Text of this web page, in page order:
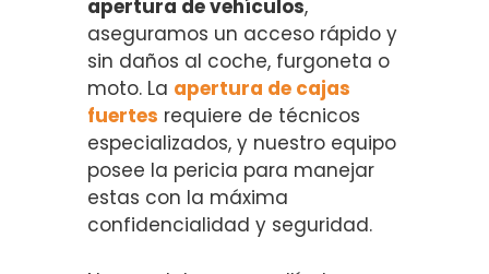
apertura de vehículos,
aseguramos un acceso rápido y
sin daños al coche, furgoneta o
moto. La apertura de cajas
fuertes requiere de técnicos
especializados, y nuestro equipo
posee la pericia para manejar
estas con la máxima
confidencialidad y seguridad.